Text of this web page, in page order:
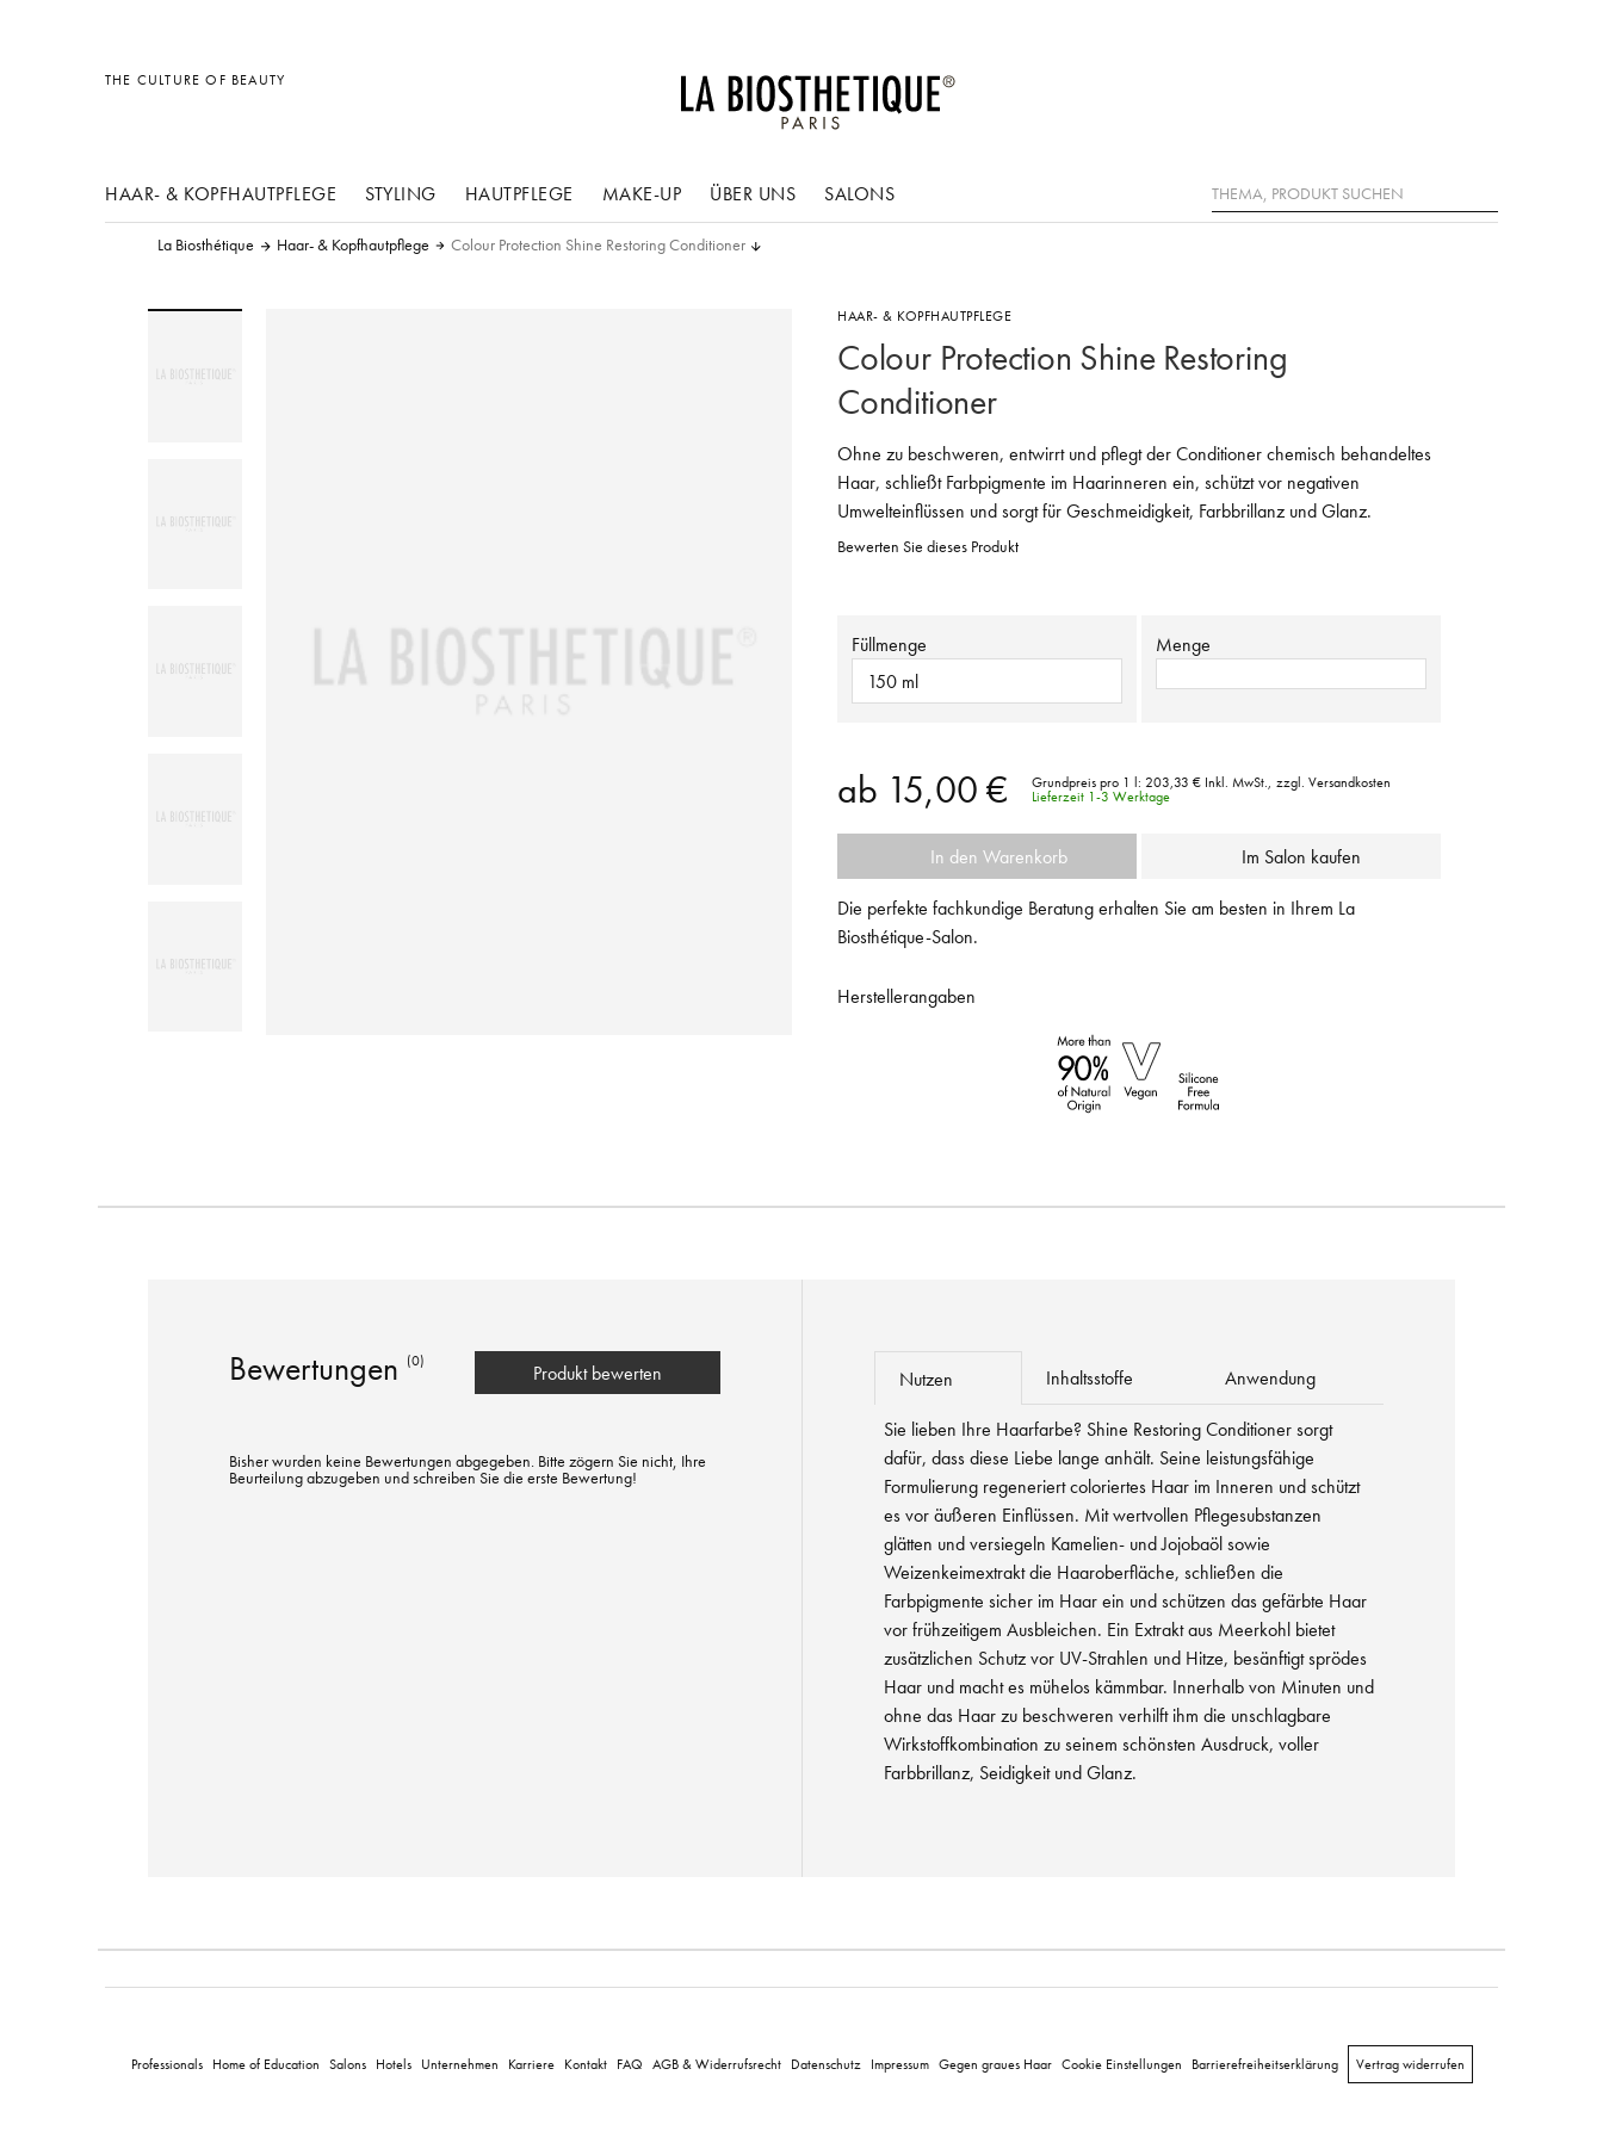
THE CULTURE OF BEAUTY
HAAR- & KOPFHAUTPFLEGE STYLING
Sonstiges
HAUTPFLEGE MAKE-UP ÜBER UNS SALONS Suche
La Biosthétique Haar- & Kopfhautpflege Colour Protection Shine Restoring Conditioner
HAAR- & KOPFHAUTPFLEGE
Colour Protection Shine Restoring
Conditioner
Ohne zu beschweren, entwirrt und pflegt der Conditioner chemisch behandeltes
Haar, schließt Farbpigmente im Haarinneren ein, schützt vor negativen
Umwelteinflüssen und sorgt für Geschmeidigkeit, Farbbrillanz und Glanz.
Bewerten Sie dieses Produkt
Füllmenge
150 ml
Menge
ab 15,00 € Grundpreis pro 1 l: 203,33 € Inkl. MwSt., zzgl. Versandkosten
Lieferzeit 1-3 Werktage
In den Warenkorb Im Salon kaufen
Die perfekte fachkundige Beratung erhalten Sie am besten in Ihrem La
Biosthétique-Salon.
Herstellerangaben
Bewertungen (0)
Produkt bewerten
Bisher wurden keine Bewertungen abgegeben. Bitte zögern Sie nicht, Ihre
Beurteilung abzugeben und schreiben Sie die erste Bewertung!
Nutzen Inhaltsstoffe Anwendung
Sie lieben Ihre Haarfarbe? Shine Restoring Conditioner sorgt
dafür, dass diese Liebe lange anhält. Seine leistungsfähige
Formulierung regeneriert coloriertes Haar im Inneren und schützt
es vor äußeren Einflüssen. Mit wertvollen Pflegesubstanzen
glätten und versiegeln Kamelien- und Jojobaöl sowie
Weizenkeimextrakt die Haaroberfläche, schließen die
Farbpigmente sicher im Haar ein und schützen das gefärbte Haar
vor frühzeitigem Ausbleichen. Ein Extrakt aus Meerkohl bietet
zusätzlichen Schutz vor UV-Strahlen und Hitze, besänftigt sprödes
Haar und macht es mühelos kämmbar. Innerhalb von Minuten und
ohne das Haar zu beschweren verhilft ihm die unschlagbare
Wirkstoffkombination zu seinem schönsten Ausdruck, voller
Farbbrillanz, Seidigkeit und Glanz.
Professionals Home of Education Salons Hotels Unternehmen Karriere Kontakt FAQ AGB & Widerrufsrecht Datenschutz Impressum Gegen graues Haar Cookie Einstellungen Barrierefreiheitserklärung Vertrag widerrufen